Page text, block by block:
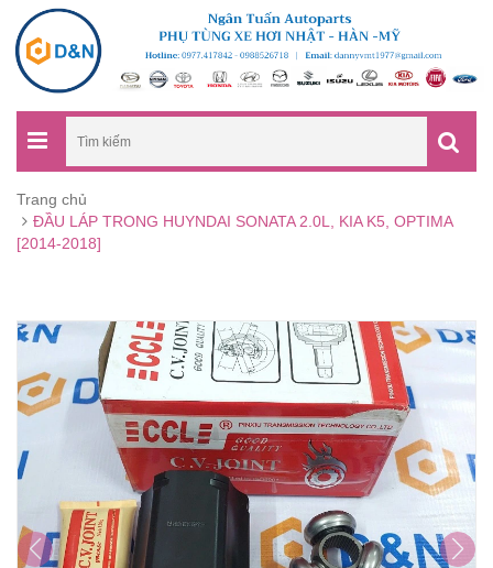
Trang chủ
ĐẦU LÁP TRONG HUYNDAI SONATA 2.0L, KIA K5, OPTIMA
[2014-2018]